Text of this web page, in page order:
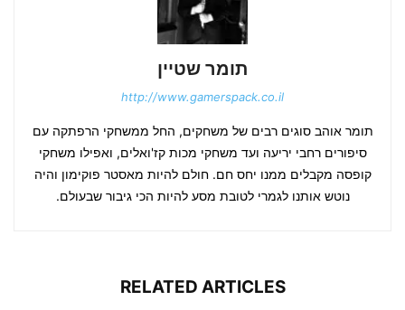
תומר שטיין
http://www.gamerspack.co.il
תומר אוהב סוגים רבים של משחקים, החל ממשחקי הרפתקה עם
סיפורים רחבי יריעה ועד משחקי מכות קז'ואלים, ואפילו משחקי
קופסה מקבלים ממנו יחס חם. חולם להיות מאסטר פוקימון והיה
נוטש אותנו לגמרי לטובת מסע להיות הכי גיבור שבעולם.
RELATED ARTICLES